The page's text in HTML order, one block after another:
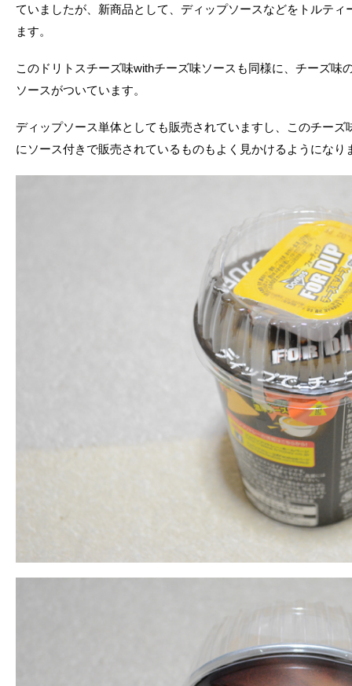
ていましたが、新商品として、ディップソースなどをトルテ
ます。
このドリトスチーズ味withチーズ味ソースも同様に、チーズ味
ソースがついています。
ディップソース単体としても販売されていますし、このチー
にソース付きで販売されているものもよく見かけるようになり